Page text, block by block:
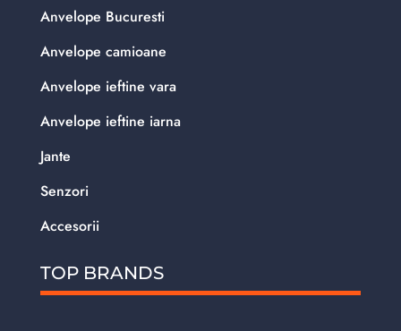
Anvelope Bucuresti
Anvelope camioane
Anvelope ieftine vara
Anvelope ieftine iarna
Jante
Senzori
Accesorii
TOP BRANDS